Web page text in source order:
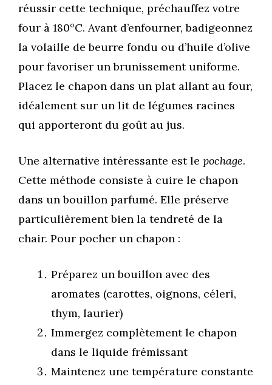
réussir cette technique, préchauffez votre
four à 180°C. Avant d’enfourner, badigeonnez
la volaille de beurre fondu ou d’huile d’olive
pour favoriser un brunissement uniforme.
Placez le chapon dans un plat allant au four,
idéalement sur un lit de légumes racines
qui apporteront du goût au jus.
Une alternative intéressante est le pochage.
Cette méthode consiste à cuire le chapon
dans un bouillon parfumé. Elle préserve
particulièrement bien la tendreté de la
chair. Pour pocher un chapon :
Préparez un bouillon avec des
aromates (carottes, oignons, céleri,
thym, laurier)
Immergez complètement le chapon
dans le liquide frémissant
Maintenez une température constante